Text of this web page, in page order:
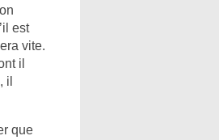
est
vite.
il
, il
que